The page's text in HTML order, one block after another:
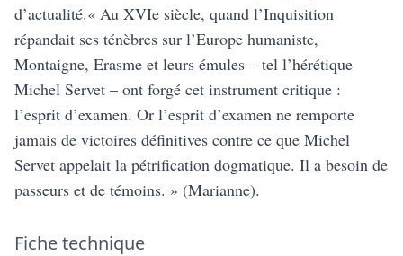
d’actualité.« Au XVIe siècle, quand l’Inquisition
répandait ses ténèbres sur l’Europe humaniste,
Montaigne, Erasme et leurs émules – tel l’hérétique
Michel Servet – ont forgé cet instrument critique :
l’esprit d’examen. Or l’esprit d’examen ne remporte
jamais de victoires définitives contre ce que Michel
Servet appelait la pétrification dogmatique. Il a besoin de
passeurs et de témoins. » (Marianne).
Fiche technique